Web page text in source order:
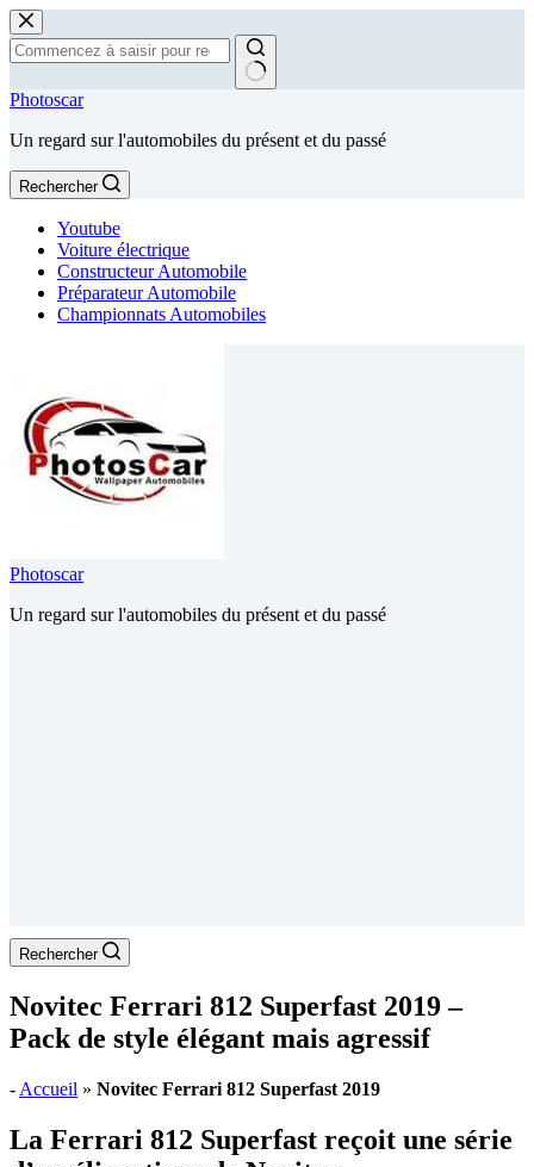
Passer
au
contenu
Aucun
Photoscar
Un regard sur l'automobiles du présent et du passé
Rechercher
Youtube
Voiture électrique
Constructeur Automobile
Préparateur Automobile
Championnats Automobiles
Photoscar
Un regard sur l'automobiles du présent et du passé
Rechercher
Novitec Ferrari 812 Superfast 2019 –
Pack de style élégant mais agressif
- Accueil » Novitec Ferrari 812 Superfast 2019
La Ferrari 812 Superfast reçoit une série